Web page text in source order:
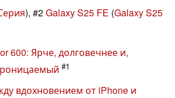
), #2Galaxy S25 FE (Galaxy S25
600: Ярче, долговечнее и,
#1
вдохновением от iPhone и